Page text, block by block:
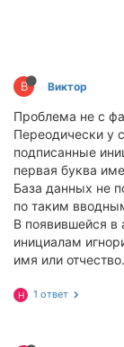
В Виктор
Проблема не с
Переодически у
подписанные
первая буква
База данных не
по таким
В появившейся в
инициалам
имя или отчество.
Н 1 ответ